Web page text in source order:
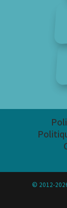
© 2012-